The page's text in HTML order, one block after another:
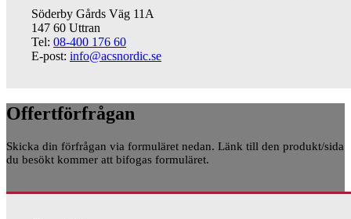
Söderby Gårds Väg 11A
147 60 Uttran
Tel: 08-400 176 60
E-post: info@acsnordic.se
Offertförfrågan
Skicka din förfrågan via formuläret nedan. Länk till den produkt/sida
du besökt kommer att bifogas formuläret.